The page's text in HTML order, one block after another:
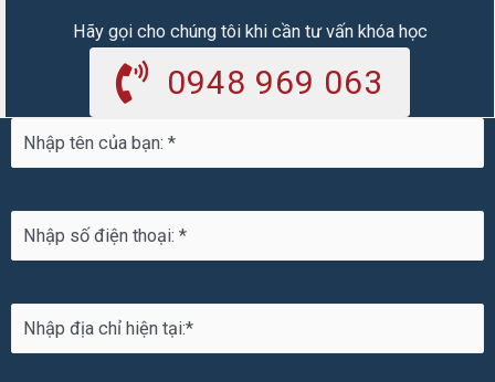
Hãy gọi cho chúng tôi khi cần tư vấn khóa học
0948 969 063